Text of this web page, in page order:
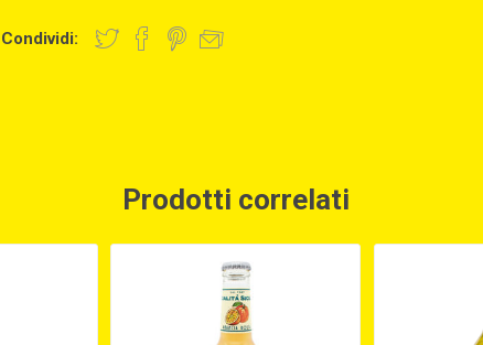
Condividi:
Prodotti correlati